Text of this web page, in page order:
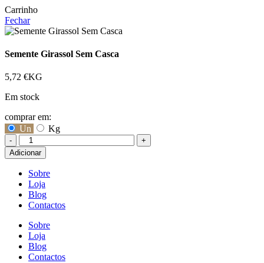
Carrinho
Fechar
Semente Girassol Sem Casca
5,72 €KG
Em stock
comprar em:
Un
Kg
- +
Quantidade
de
Semente
Girassol
Sem
Casca
Adicionar
Sobre
Loja
Blog
Contactos
Sobre
Loja
Blog
Contactos